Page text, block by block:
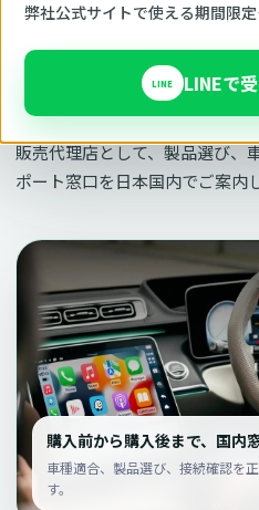
弊社公式サイトで使える期間限定
LINE LINEで
会社概要
Azgate株式会社は、Ottocast
販売代理店として、製品選び、
ポート窓口を日本国内でご案内
購入前から購入後まで、国内
車種適合、製品選び、接続確認を
す。